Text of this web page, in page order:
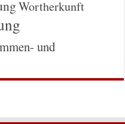
Wortherkunft
und